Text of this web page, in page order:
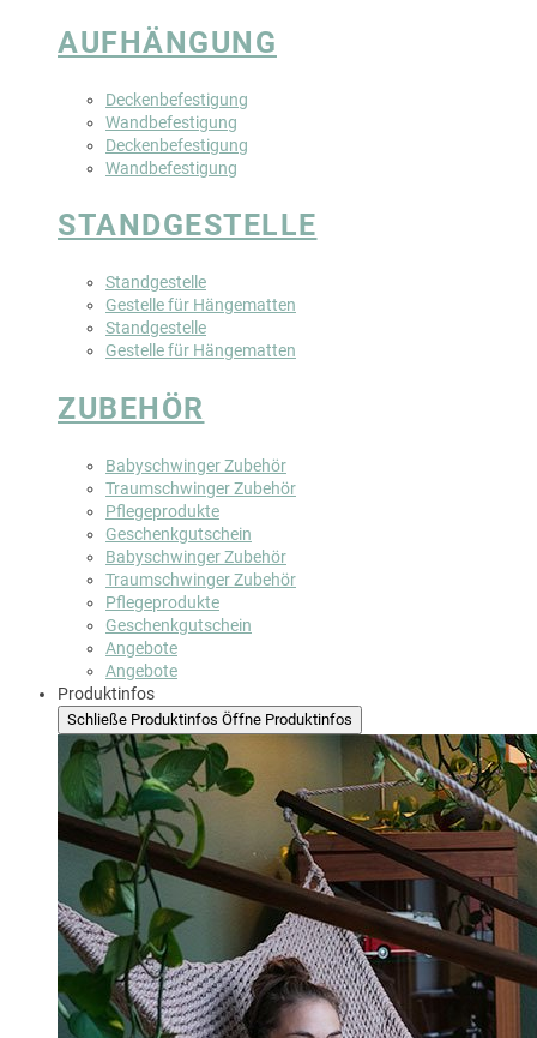
AUFHÄNGUNG
Deckenbefestigung
Wandbefestigung
Deckenbefestigung
Wandbefestigung
STANDGESTELLE
Standgestelle
Gestelle für Hängematten
Standgestelle
Gestelle für Hängematten
ZUBEHÖR
Babyschwinger Zubehör
Traumschwinger Zubehör
Pflegeprodukte
Geschenkgutschein
Babyschwinger Zubehör
Traumschwinger Zubehör
Pflegeprodukte
Geschenkgutschein
Angebote
Angebote
Produktinfos
Schließe Produktinfos Öffne Produktinfos